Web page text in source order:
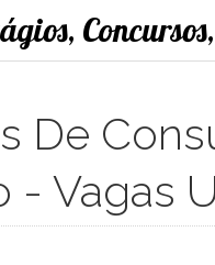
De
- Vagas